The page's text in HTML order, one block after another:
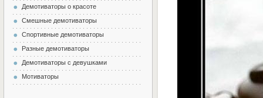
Демотиваторы о красоте
Смешные демотиваторы
Спортивные демотиваторы
Разные демотиваторы
Демотиваторы с девушками
Мотиваторы